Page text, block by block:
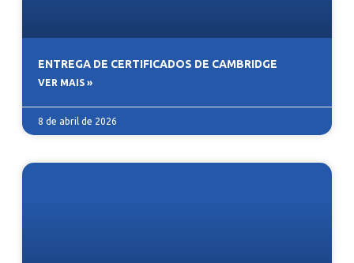
ENTREGA DE CERTIFICADOS DE CAMBRIDGE
VER MAIS »
8 de abril de 2026